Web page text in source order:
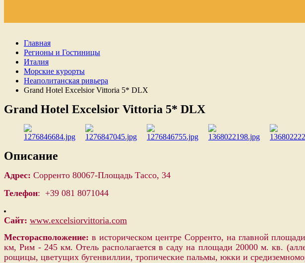
Главная
Регионы и Гостиницы
Италия
Морские курорты
Неаполитанская ривьера
Grand Hotel Excelsior Vittoria 5* DLX
Grand Hotel Excelsior Vittoria 5* DLX
Описание
Адрес: Сорренто 80067-Площадь Тассо, 34
Телефон: +39 081 8071044
Сайт: www.excelsiorvittoria.com
Месторасположение: в историческом центре Сорренто, на главной
км, Рим - 245 км. Отель располагается в саду на площади 20000 м. кв.
рощицы, цветущих бугенвиллии, тропические пальмы, юкки и